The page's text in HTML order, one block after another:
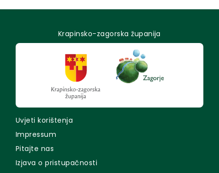
Krapinsko-zagorska županija
Uvjeti korištenja
Impressum
Pitajte nas
Izjava o pristupačnosti